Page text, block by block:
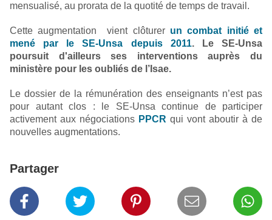
mensualisé, au prorata de la quotité de temps de travail.
Cette augmentation vient clôturer un combat initié et
mené par le SE-Unsa depuis 2011. Le SE-Unsa
poursuit d'ailleurs ses interventions auprès du
ministère pour les oubliés de l’Isae.
Le dossier de la rémunération des enseignants n’est pas
pour autant clos : le SE-Unsa continue de participer
activement aux négociations PPCR qui vont aboutir à de
nouvelles augmentations.
Partager